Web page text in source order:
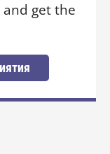
and get the